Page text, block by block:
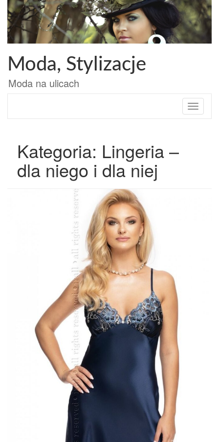
Przejdź
treści
Moda, Stylizacje
Moda na ulicach
Toggle
Kategoria: Lingeria –
dla niego i dla niej